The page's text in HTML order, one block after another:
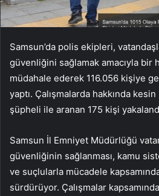
Samsun’da polis ekipleri,
güvenliğini sağlamak amacıyla bir
müdahale ederek 116.056 kişiye
yaptı. Çalışmalarda hakkında
şüpheli ile aranan 175 kişi
Samsun İl Emniyet Müdürlüğü
güvenliğinin sağlanması, kamu
ve suçlularla mücadele kapsamında
sürdürüyor. Çalışmalar